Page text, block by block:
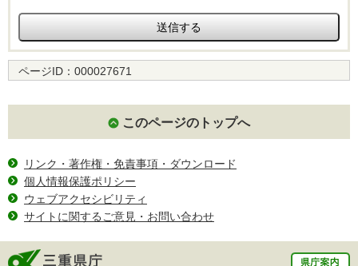
ページID： 000027671
このページのトップへ
リンク・著作権・免責事項・ダウンロード
個人情報保護ポリシー
ウェブアクセシビリティ
サイトに関するご意見・お問い合わせ